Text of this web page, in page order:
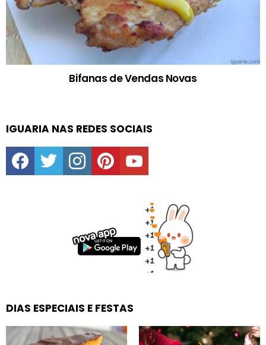
Bifanas de Vendas Novas
IGUARIA NAS REDES SOCIAIS
facebooktwitter instagrampinterestyoutube
DIAS ESPECIAIS E FESTAS